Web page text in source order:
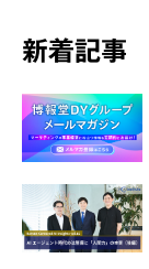
新着記事